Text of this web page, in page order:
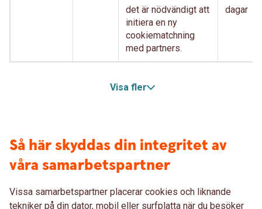
det är nödvändigt att
initiera en ny
cookiematchning
med partners.
dagar
Visa fler
Så här skyddas din integritet av
våra samarbetspartner
Vissa samarbetspartner placerar cookies och liknande
tekniker på din dator, mobil eller surfplatta när du besöker